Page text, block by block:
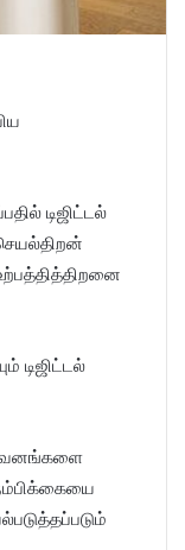
டிஜிட்டல்
டிஜிட்டல்